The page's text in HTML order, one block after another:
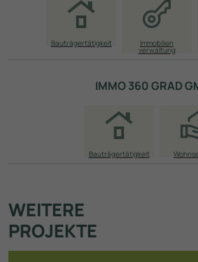
Bauträgertätigkeit Immobilien­
verwaltung
IMMO 360 GRAD
Bauträgertätigkeit
WEITERE
PROJEKTE